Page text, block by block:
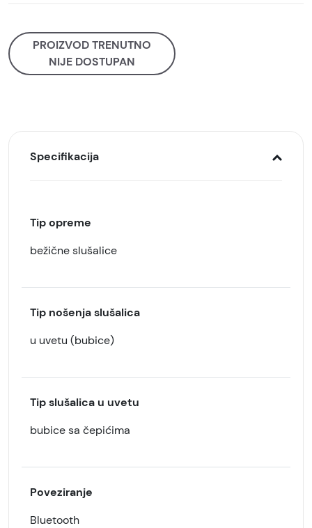
PROIZVOD TRENUTNO
NIJE DOSTUPAN
Specifikacija
Tip opreme
bežične slušalice
Tip nošenja slušalica
u uvetu (bubice)
Tip slušalica u uvetu
bubice sa čepićima
Poveziranje
Bluetooth